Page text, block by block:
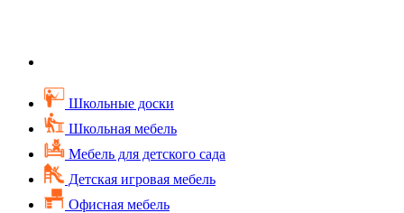
Школьные доски
Школьная мебель
Мебель для детского сада
Детская игровая мебель
Офисная мебель